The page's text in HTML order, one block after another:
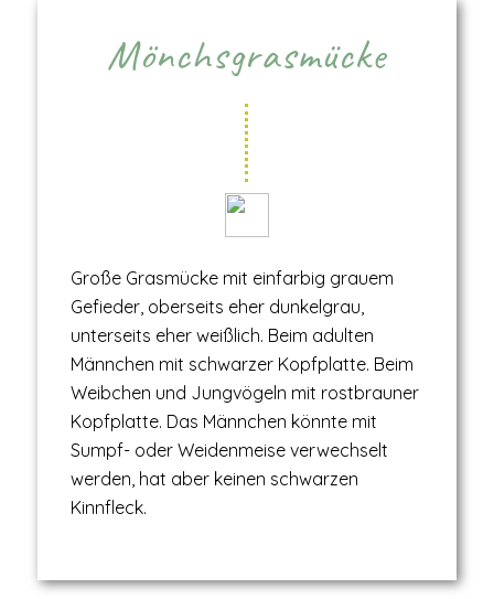
Mönchsgrasmücke
Große Grasmücke mit einfarbig grauem
Gefieder, oberseits eher dunkelgrau,
unterseits eher weißlich. Beim adulten
Männchen mit schwarzer Kopfplatte. Beim
Weibchen und Jungvögeln mit rostbrauner
Kopfplatte. Das Männchen könnte mit
Sumpf- oder Weidenmeise verwechselt
werden, hat aber keinen schwarzen
Kinnfleck.